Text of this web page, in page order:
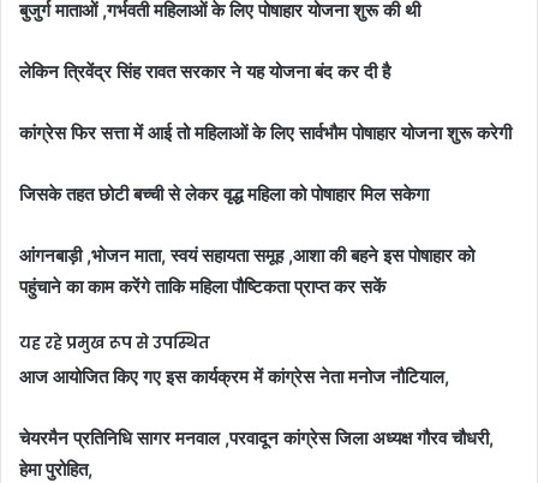
बुजुर्ग माताओं ,गर्भवती महिलाओं के लिए पोषाहार योजना शुरू की थी
लेकिन त्रिवेंद्र सिंह रावत सरकार ने यह योजना बंद कर दी है
कांग्रेस फिर सत्ता में आई तो महिलाओं के लिए सार्वभौम पोषाहार योजना शुरू करेगी
जिसके तहत छोटी बच्ची से लेकर वृद्ध महिला को पोषाहार मिल सकेगा
आंगनबाड़ी ,भोजन माता, स्वयं सहायता समूह ,आशा की बहने इस पोषाहार को
पहुंचाने का काम करेंगे ताकि महिला पौष्टिकता प्राप्त कर सकें
यह रहे प्रमुख रूप से उपस्थित
आज आयोजित किए गए इस कार्यक्रम में कांग्रेस नेता मनोज नौटियाल,
चेयरमैन प्रतिनिधि सागर मनवाल ,परवादून कांग्रेस जिला अध्यक्ष गौरव चौधरी,
हेमा पुरोहित,